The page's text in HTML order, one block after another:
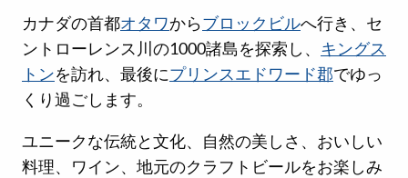
カナダの首都オタワからブロックビルへ行き、セ
ントローレンス川の1000諸島を探索し、 キングス
トンを訪れ、最後にプリンスエドワード郡でゆっ
くり過ごします。
ユニークな伝統と文化、自然の美しさ、おいしい
料理、ワイン、地元のクラフトビールをお楽しみ